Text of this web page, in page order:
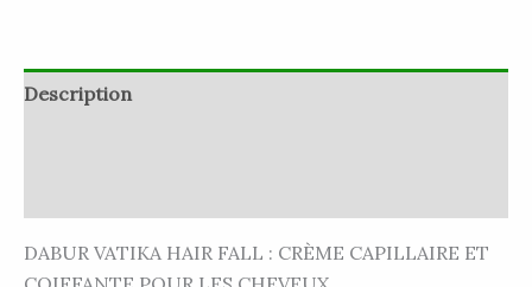
Description
DABUR VATIKA HAIR FALL : CRÈME CAPILLAIRE ET